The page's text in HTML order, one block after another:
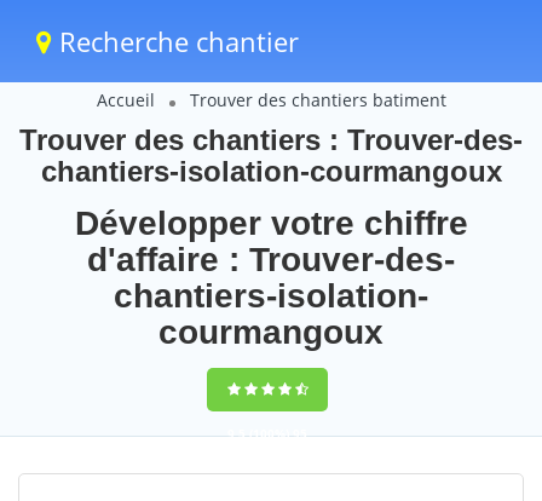
Recherche chantier
Accueil Trouver des chantiers batiment
Trouver des chantiers : Trouver-des-
chantiers-isolation-courmangoux
Développer votre chiffre
d'affaire : Trouver-des-
chantiers-isolation-
courmangoux
9,5(100%)95
votes